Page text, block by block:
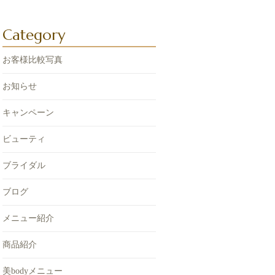
Category
お客様比較写真
お知らせ
キャンペーン
ビューティ
ブライダル
ブログ
メニュー紹介
商品紹介
美bodyメニュー